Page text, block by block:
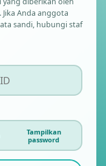
Anda anggota
sandi, hubungi staf
Tampilkan
password